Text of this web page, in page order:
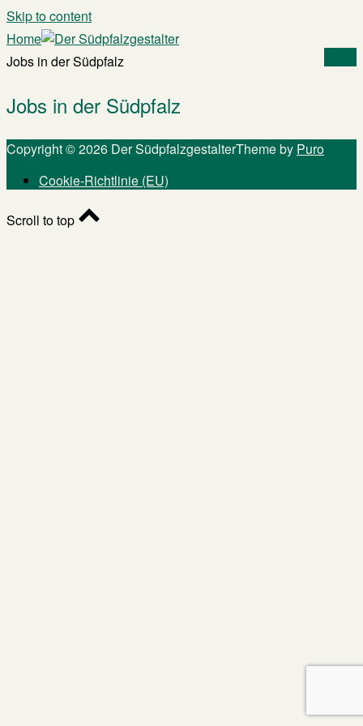
Skip to content
Home
Jobs in der Südpfalz
Jobs in der Südpfalz
Copyright © 2026 Der SüdpfalzgestalterTheme by Puro
Cookie-Richtlinie (EU)
Scroll to top